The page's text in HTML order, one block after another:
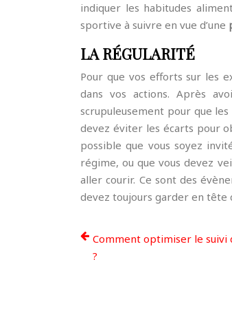
indiquer les habitudes
sportive à suivre en vue d’une
LA RÉGULARITÉ
Pour que vos efforts sur les
dans vos actions. Après
scrupuleusement pour que
devez éviter les écarts pour
possible que vous soyez
régime, ou que vous devez
aller courir. Ce sont des
devez toujours garder en tête
Comment optimiser le suivi
?